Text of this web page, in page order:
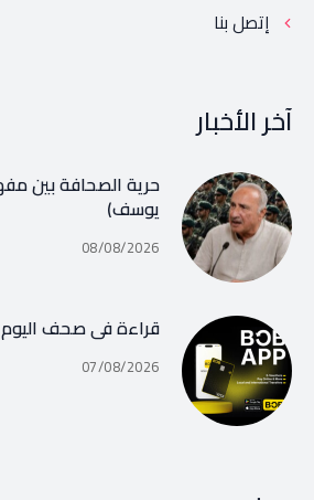
إتصل بنا
آخر الأخبار
يوسف)
08/08/2026
قراءة في صحف اليوم
07/08/2026